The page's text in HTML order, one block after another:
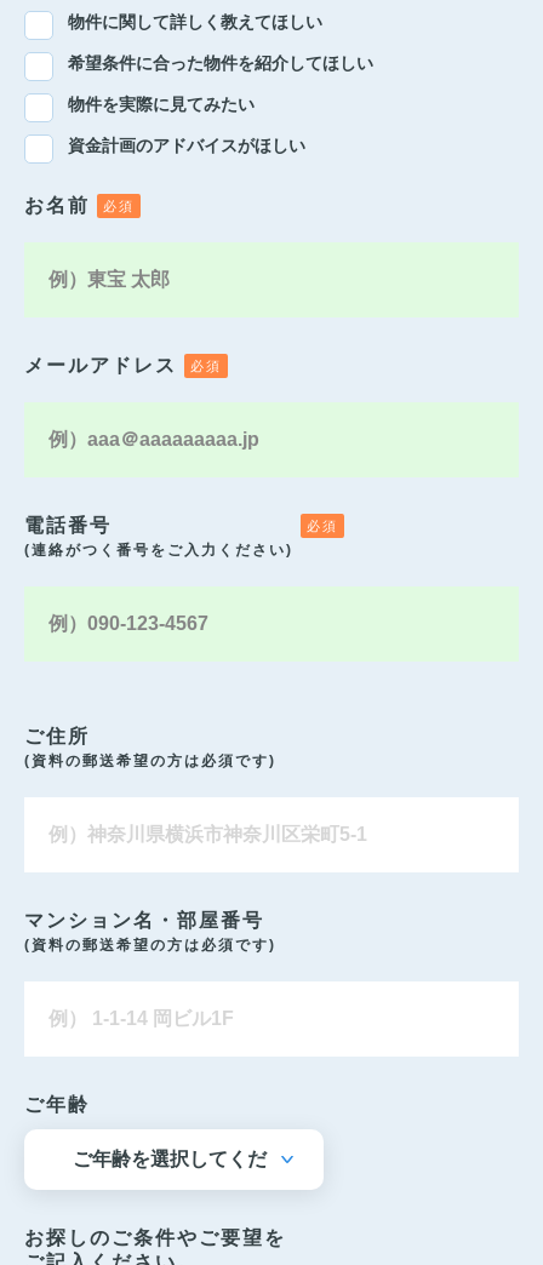
物件に関して詳しく教えてほしい
希望条件に合った物件を紹介してほしい
物件を実際に見てみたい
資金計画のアドバイスがほしい
お名前
メールアドレス
電話番号
(連絡がつく番号をご入力ください)
ご住所
(資料の郵送希望の方は必須です)
マンション名・部屋番号
(資料の郵送希望の方は必須です)
ご年齢
お探しのご条件やご要望を